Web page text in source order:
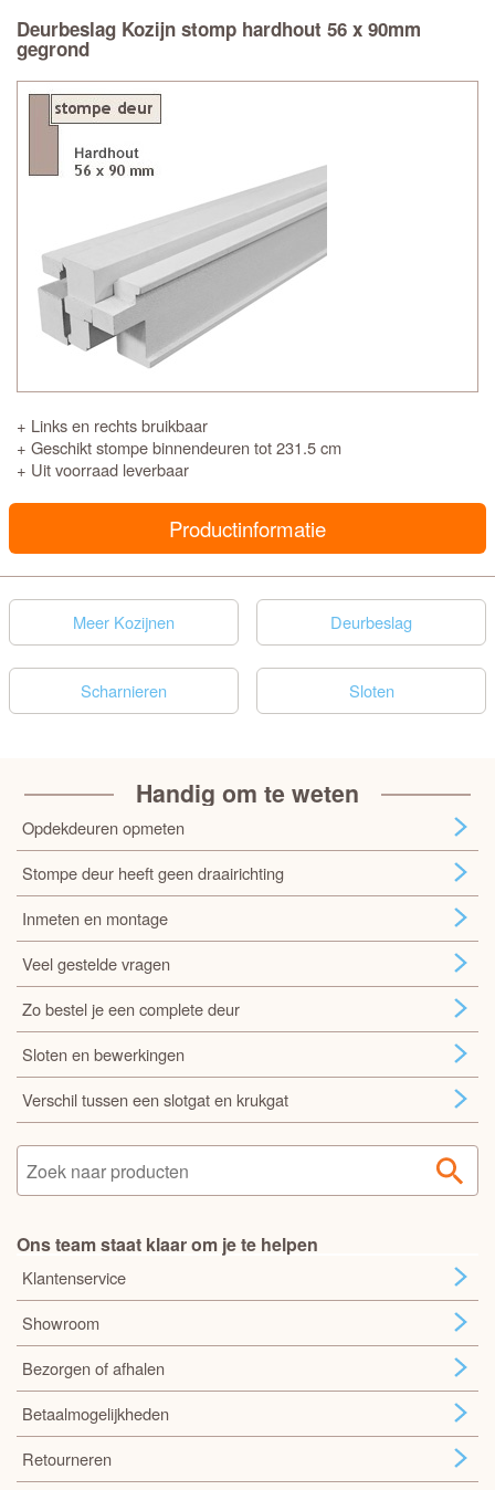
Deurbeslag Kozijn stomp hardhout 56 x 90mm
gegrond
+ Links en rechts bruikbaar
+ Geschikt stompe binnendeuren tot 231.5 cm
+ Uit voorraad leverbaar
Productinformatie
Meer Kozijnen Deurbeslag
Scharnieren Sloten
Handig om te weten
Opdekdeuren opmeten
Stompe deur heeft geen draairichting
Inmeten en montage
Veel gestelde vragen
Zo bestel je een complete deur
Sloten en bewerkingen
Verschil tussen een slotgat en krukgat
Ons team staat klaar om je te helpen
Klantenservice
Showroom
Bezorgen of afhalen
Betaalmogelijkheden
Retourneren